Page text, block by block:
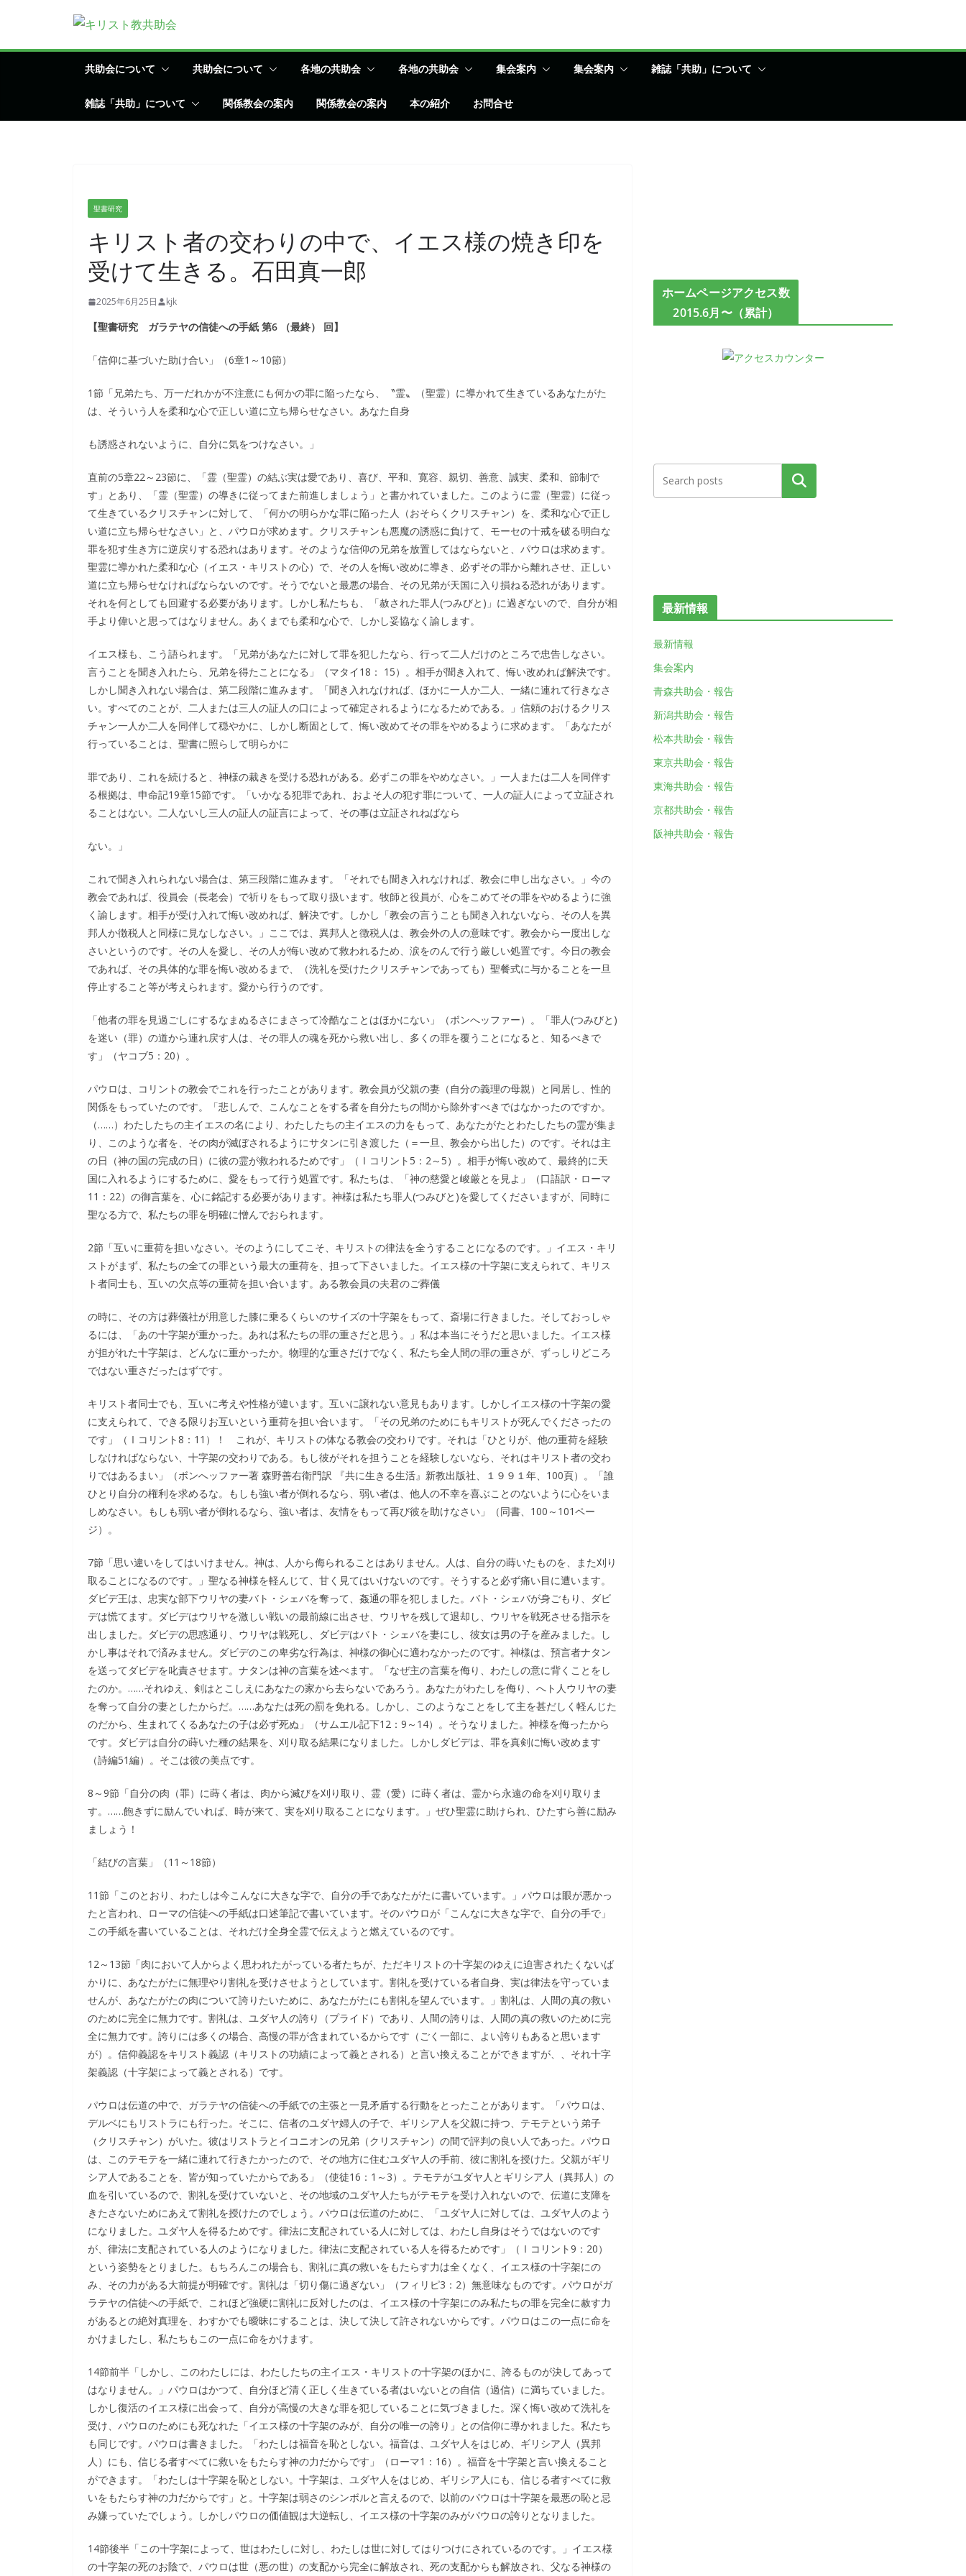
テ
共助会について 共助会について 各地の共助会 各地の共助会 集会案内 集会案内 雑誌「共助」について
雑誌「共助」について 関係教会の案内 関係教会の案内 本の紹介 お問合せ
聖書研究
キリスト者の交わりの中で、イエス様の焼き印を
受けて生きる。石田真一郎
2025年6月25日 kjk
【聖書研究 ガラテヤの信徒への手紙 第6 （最終） 回】
「信仰に基づいた助け合い」（6章1～10節）
1節「兄弟たち、万一だれかが不注意にも何かの罪に陥ったなら、〝霊〟（聖霊）に導かれて生きているあなたがた
は、そういう人を柔和な心で正しい道に立ち帰らせなさい。あなた自身
も誘惑されないように、自分に気をつけなさい。」
直前の5章22～23節に、「霊（聖霊）の結ぶ実は愛であり、喜び、平和、寛容、親切、善意、誠実、柔和、節制で
す」とあり、「霊（聖霊）の導きに従ってまた前進しましょう」と書かれていました。このように霊（聖霊）に従っ
て生きているクリスチャンに対して、「何かの明らかな罪に陥った人（おそらくクリスチャン）を、柔和な心で正し
い道に立ち帰らせなさい」と、パウロが求めます。クリスチャンも悪魔の誘惑に負けて、モーセの十戒を破る明白な
罪を犯す生き方に逆戻りする恐れはあります。そのような信仰の兄弟を放置してはならないと、パウロは求めます。
聖霊に導かれた柔和な心（イエス・キリストの心）で、その人を悔い改めに導き、必ずその罪から離れさせ、正しい
道に立ち帰らせなければならないのです。そうでないと最悪の場合、その兄弟が天国に入り損ねる恐れがあります。
それを何としても回避する必要があります。しかし私たちも、「赦された罪人(つみびと)」に過ぎないので、自分が相
手より偉いと思ってはなりません。あくまでも柔和な心で、しかし妥協なく諭します。
イエス様も、こう語られます。「兄弟があなたに対して罪を犯したなら、行って二人だけのところで忠告しなさい。
言うことを聞き入れたら、兄弟を得たことになる」（マタイ18： 15）。相手が聞き入れて、悔い改めれば解決です。
しかし聞き入れない場合は、第二段階に進みます。「聞き入れなければ、ほかに一人か二人、一緒に連れて行きなさ
い。すべてのことが、二人または三人の証人の口によって確定されるようになるためである。」信頼のおけるクリス
チャン一人か二人を同伴して穏やかに、しかし断固として、悔い改めてその罪をやめるように求めます。「あなたが
行っていることは、聖書に照らして明らかに
罪であり、これを続けると、神様の裁きを受ける恐れがある。必ずこの罪をやめなさい。」一人または二人を同伴す
る根拠は、申命記19章15節です。「いかなる犯罪であれ、およそ人の犯す罪について、一人の証人によって立証され
ることはない。二人ないし三人の証人の証言によって、その事は立証されねばなら
ない。」
これで聞き入れられない場合は、第三段階に進みます。「それでも聞き入れなければ、教会に申し出なさい。」今の
教会であれば、役員会（長老会）で祈りをもって取り扱います。牧師と役員が、心をこめてその罪をやめるように強
く諭します。相手が受け入れて悔い改めれば、解決です。しかし「教会の言うことも聞き入れないなら、その人を異
邦人か徴税人と同様に見なしなさい。」ここでは、異邦人と徴税人は、教会外の人の意味です。教会から一度出しな
さいというのです。その人を愛し、その人が悔い改めて救われるため、涙をのんで行う厳しい処置です。今日の教会
であれば、その具体的な罪を悔い改めるまで、（洗礼を受けたクリスチャンであっても）聖餐式に与かることを一旦
停止すること等が考えられます。愛から行うのです。
「他者の罪を見過ごしにするなまぬるさにまさって冷酷なことはほかにない」（ボンへッファー）。「罪人(つみびと)
を迷い（罪）の道から連れ戻す人は、その罪人の魂を死から救い出し、多くの罪を覆うことになると、知るべきで
す」（ヤコブ5：20）。
パウロは、コリントの教会でこれを行ったことがあります。教会員が父親の妻（自分の義理の母親）と同居し、性的
関係をもっていたのです。「悲しんで、こんなことをする者を自分たちの間から除外すべきではなかったのですか。
（……）わたしたちの主イエスの名により、わたしたちの主イエスの力をもって、あなたがたとわたしたちの霊が集ま
り、このような者を、その肉が滅ぼされるようにサタンに引き渡した（＝一旦、教会から出した）のです。それは主
の日（神の国の完成の日）に彼の霊が救われるためです」（Ⅰコリント5：2～5）。相手が悔い改めて、最終的に天
国に入れるようにするために、愛をもって行う処置です。私たちは、「神の慈愛と峻厳とを見よ」（口語訳・ローマ
11：22）の御言葉を、心に銘記する必要があります。神様は私たち罪人(つみびと)を愛してくださいますが、同時に
聖なる方で、私たちの罪を明確に憎んでおられます。
2節「互いに重荷を担いなさい。そのようにしてこそ、キリストの律法を全うすることになるのです。」イエス・キリ
ストがまず、私たちの全ての罪という最大の重荷を、担って下さいました。イエス様の十字架に支えられて、キリス
ト者同士も、互いの欠点等の重荷を担い合います。ある教会員の夫君のご葬儀
の時に、その方は葬儀社が用意した膝に乗るくらいのサイズの十字架をもって、斎場に行きました。そしておっしゃ
るには、「あの十字架が重かった。あれは私たちの罪の重さだと思う。」私は本当にそうだと思いました。イエス様
が担がれた十字架は、どんなに重かったか。物理的な重さだけでなく、私たち全人間の罪の重さが、ずっしりどころ
ではない重さだったはずです。
キリスト者同士でも、互いに考えや性格が違います。互いに譲れない意見もあります。しかしイエス様の十字架の愛
に支えられて、できる限りお互いという重荷を担い合います。「その兄弟のためにもキリストが死んでくださったの
です」（Ⅰコリント8：11）！ これが、キリストの体なる教会の交わりです。それは「ひとりが、他の重荷を経験
しなければならない、十字架の交わりである。もし彼がそれを担うことを経験しないなら、それはキリスト者の交わ
りではあるまい」（ボンへッファー著 森野善右衛門訳 『共に生きる生活』新教出版社、１９９１年、100頁）。「誰
ひとり自分の権利を求めるな。もしも強い者が倒れるなら、弱い者は、他人の不幸を喜ぶことのないように心をいま
しめなさい。もしも弱い者が倒れるなら、強い者は、友情をもって再び彼を助けなさい」（同書、100～101ペー
ジ）。
7節「思い違いをしてはいけません。神は、人から侮られることはありません。人は、自分の蒔いたものを、また刈り
取ることになるのです。」聖なる神様を軽んじて、甘く見てはいけないのです。そうすると必ず痛い目に遭います。
ダビデ王は、忠実な部下ウリヤの妻バト・シェバを奪って、姦通の罪を犯しました。バト・シェバが身ごもり、ダビ
デは慌てます。ダビデはウリヤを激しい戦いの最前線に出させ、ウリヤを残して退却し、ウリヤを戦死させる指示を
出しました。ダビデの思惑通り、ウリヤは戦死し、ダビデはバト・シェバを妻にし、彼女は男の子を産みました。し
かし事はそれで済みません。ダビデのこの卑劣な行為は、神様の御心に適わなかったのです。神様は、預言者ナタン
を送ってダビデを叱責させます。ナタンは神の言葉を述べます。「なぜ主の言葉を侮り、わたしの意に背くことをし
たのか。……それゆえ、剣はとこしえにあなたの家から去らないであろう。あなたがわたしを侮り、へト人ウリヤの妻
を奪って自分の妻としたからだ。……あなたは死の罰を免れる。しかし、このようなことをして主を甚だしく軽んじた
のだから、生まれてくるあなたの子は必ず死ぬ」（サムエル記下12：9～14）。そうなりました。神様を侮ったから
です。ダビデは自分の蒔いた種の結果を、刈り取る結果になりました。しかしダビデは、罪を真剣に悔い改めます
（詩編51編）。そこは彼の美点です。
8～9節「自分の肉（罪）に蒔く者は、肉から滅びを刈り取り、霊（愛）に蒔く者は、霊から永遠の命を刈り取りま
す。……飽きずに励んでいれば、時が来て、実を刈り取ることになります。」ぜひ聖霊に助けられ、ひたすら善に励み
ましょう！
「結びの言葉」（11～18節）
11節「このとおり、わたしは今こんなに大きな字で、自分の手であなたがたに書いています。」パウロは眼が悪かっ
たと言われ、ローマの信徒への手紙は口述筆記で書いています。そのパウロが「こんなに大きな字で、自分の手で」
この手紙を書いていることは、それだけ全身全霊で伝えようと燃えているのです。
12～13節「肉において人からよく思われたがっている者たちが、ただキリストの十字架のゆえに迫害されたくないば
かりに、あなたがたに無理やり割礼を受けさせようとしています。割礼を受けている者自身、実は律法を守っていま
せんが、あなたがたの肉について誇りたいために、あなたがたにも割礼を望んでいます。」割礼は、人間の真の救い
のために完全に無力です。割礼は、ユダヤ人の誇り（プライド）であり、人間の誇りは、人間の真の救いのために完
全に無力です。誇りには多くの場合、高慢の罪が含まれているからです（ごく一部に、よい誇りもあると思います
が）。信仰義認をキリスト義認（キリストの功績によって義とされる）と言い換えることができますが、、それ十字
架義認（十字架によって義とされる）です。
パウロは伝道の中で、ガラテヤの信徒への手紙での主張と一見矛盾する行動をとったことがあります。「パウロは、
デルベにもリストラにも行った。そこに、信者のユダヤ婦人の子で、ギリシア人を父親に持つ、テモテという弟子
（クリスチャン）がいた。彼はリストラとイコニオンの兄弟（クリスチャン）の間で評判の良い人であった。パウロ
は、このテモテを一緒に連れて行きたかったので、その地方に住むユダヤ人の手前、彼に割礼を授けた。父親がギリ
シア人であることを、皆が知っていたからである」（使徒16：1～3）。テモテがユダヤ人とギリシア人（異邦人）の
血を引いているので、割礼を受けていないと、その地域のユダヤ人たちがテモテを受け入れないので、伝道に支障を
きたさないためにあえて割礼を授けたのでしょう。パウロは伝道のために、「ユダヤ人に対しては、ユダヤ人のよう
になりました。ユダヤ人を得るためです。律法に支配されている人に対しては、わたし自身はそうではないのです
が、律法に支配されている人のようになりました。律法に支配されている人を得るためです」（Ⅰコリント9：20）
という姿勢をとりました。もちろんこの場合も、割礼に真の救いをもたらす力は全くなく、イエス様の十字架にの
み、その力がある大前提が明確です。割礼は「切り傷に過ぎない」（フィリピ3：2）無意味なものです。パウロがガ
ラテヤの信徒への手紙で、これほど強硬に割礼に反対したのは、イエス様の十字架にのみ私たちの罪を完全に赦す力
があるとの絶対真理を、わすかでも曖昧にすることは、決して決して許されないからです。パウロはこの一点に命を
かけましたし、私たちもこの一点に命をかけます。
14節前半「しかし、このわたしには、わたしたちの主イエス・キリストの十字架のほかに、誇るものが決してあって
はなりません。」パウロはかつて、自分ほど清く正しく生きている者はいないとの自信（過信）に満ちていました。
しかし復活のイエス様に出会って、自分が高慢の大きな罪を犯していることに気づきました。深く悔い改めて洗礼を
受け、パウロのためにも死なれた「イエス様の十字架のみが、自分の唯一の誇り」との信仰に導かれました。私たち
も同じです。パウロは書きました。「わたしは福音を恥としない。福音は、ユダヤ人をはじめ、ギリシア人（異邦
人）にも、信じる者すべてに救いをもたらす神の力だからです」（ローマ1：16）。福音を十字架と言い換えること
ができます。「わたしは十字架を恥としない。十字架は、ユダヤ人をはじめ、ギリシア人にも、信じる者すべてに救
いをもたらす神の力だからです」と。十字架は弱さのシンボルと言えるので、以前のパウロは十字架を最悪の恥と忌
み嫌っていたでしょう。しかしパウロの価値観は大逆転し、イエス様の十字架のみがパウロの誇りとなりました。
14節後半「この十字架によって、世はわたしに対し、わたしは世に対してはりつけにされているのです。」イエス様
の十字架の死のお陰で、パウロは世（悪の世）の支配から完全に解放され、死の支配からも解放され、父なる神様の
ホームページアクセス数
2015.6月〜（累計）
検索
最新情報
最新情報
集会案内
青森共助会・報告
新潟共助会・報告
松本共助会・報告
東京共助会・報告
東海共助会・報告
京都共助会・報告
阪神共助会・報告